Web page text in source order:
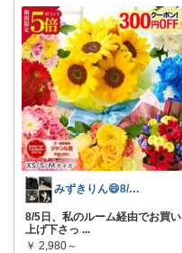
みずきりん😄8/5日お買い上げ感謝
8/5日、私のルーム経由でお買い
上げ下さっ ...
￥ 2,980～